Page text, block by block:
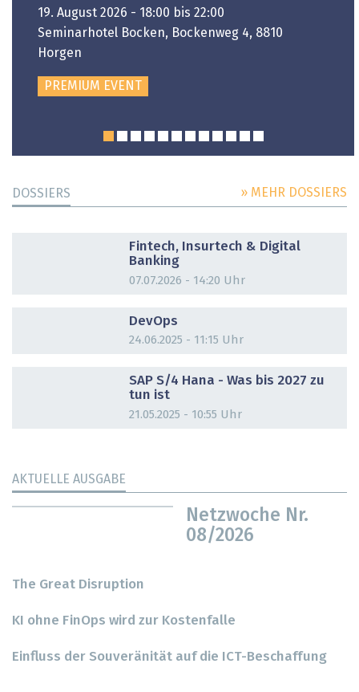
19. August 2026 - 18:00 bis 22:00
Seminarhotel Bocken, Bockenweg 4, 8810
Horgen
PREMIUM EVENT
DOSSIERS » MEHR DOSSIERS
Fintech, Insurtech & Digital
Banking
07.07.2026 - 14:20 Uhr
DevOps
24.06.2025 - 11:15 Uhr
SAP S/4 Hana - Was bis 2027 zu
tun ist
21.05.2025 - 10:55 Uhr
AKTUELLE AUSGABE
Netzwoche Nr.
08/2026
The Great Disruption
KI ohne FinOps wird zur Kostenfalle
Einfluss der Souveränität auf die ICT-Beschaffung